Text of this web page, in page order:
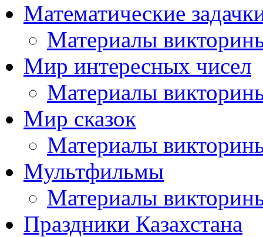
Математические
Материалы
Мир интересных чисел
Материалы
Мир сказок
Материалы
Мультфильмы
Материалы
Праздники Казахстана